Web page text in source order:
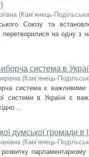
(Кам’янець-
Союзу та
на одну з
система в
(Кам’янець-
система є важливими
системи в Україні є
...
думської громади в
(Кам’янець-